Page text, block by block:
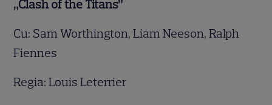
„Clash of the Titans”
Cu: Sam Worthington, Liam Neeson, Ralph
Fiennes
Regia: Louis Leterrier